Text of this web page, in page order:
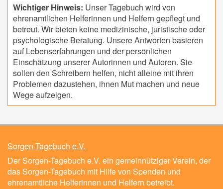
Wichtiger Hinweis: Unser Tagebuch wird von
ehrenamtlichen Helferinnen und Helfern gepflegt und
betreut. Wir bieten keine medizinische, juristische oder
psychologische Beratung. Unsere Antworten basieren
auf Lebenserfahrungen und der persönlichen
Einschätzung unserer Autorinnen und Autoren. Sie
sollen den Schreibern helfen, nicht alleine mit ihren
Problemen dazustehen, ihnen Mut machen und neue
Wege aufzeigen.
Sorgen-Tagebuch e.V.
Der Sorgen-Tagebuch e.V. ein gemeinnütziger Verein, der
das Sorgen-Tagebuch mit Hilfe von Spenden und
ehrenamtliche Helferinnen und Helfern betreibt.